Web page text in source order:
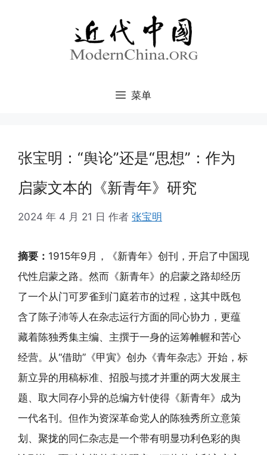
菜单
张宝明：“舆论”还是“思想”：作为
启蒙文本的《新青年》研究
2024 年 4 月 21 日 作者 张宝明
摘要： 1915年9月，《新青年》创刊，开启了中国现
代性启蒙之路。然而《新青年》的启蒙之路却经历
了一个从门可罗雀到门庭若市的过程，这其中既包
含了陈子沛等人在杂志运行方面的同心协力，更蕴
藏着陈独秀集主编、主撰于一身的运筹帷幄和苦心
经营。从“借助”《甲寅》创办《青年杂志》开始，标
新立异的用稿标准、招股与揽才并重的两大发展主
题、取大同存小异的总编方针使得《新青年》成为
一代名刊。但作为资深革命党人的陈独秀所立意策
划、聚拢的同仁杂志是一个带有明显功利色彩的舆